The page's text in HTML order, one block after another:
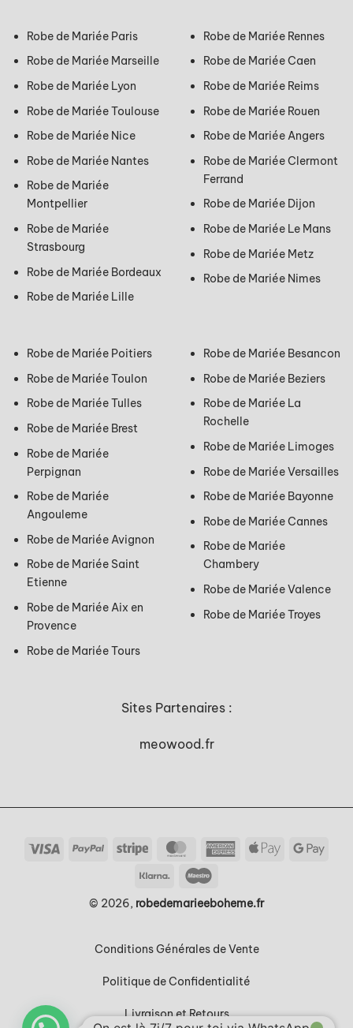
Robe de Mariée Paris
Robe de Mariée Marseille
Robe de Mariée Lyon
Robe de Mariée Toulouse
Robe de Mariée Nice
Robe de Mariée Nantes
Robe de Mariée
Montpellier
Robe de Mariée
Strasbourg
Robe de Mariée Bordeaux
Robe de Mariée Lille
Robe de Mariée Rennes
Robe de Mariée Caen
Robe de Mariée Reims
Robe de Mariée Rouen
Robe de Mariée Angers
Robe de Mariée Clermont
Ferrand
Robe de Mariée Dijon
Robe de Mariée Le Mans
Robe de Mariée Metz
Robe de Mariée Nimes
Robe de Mariée Poitiers​
Robe de Mariée Toulon
Robe de Mariée Tulles
Robe de Mariée Brest
Robe de Mariée
Perpignan
Robe de Mariée
Angouleme
Robe de Mariée Avignon
Robe de Mariée Saint
Etienne​
Robe de Mariée Aix en
Provence
Robe de Mariée Tours
Robe de Mariée Besancon
Robe de Mariée Beziers
Robe de Mariée La
Rochelle
Robe de Mariée Limoges
Robe de Mariée Versailles
Robe de Mariée Bayonne
Robe de Mariée Cannes
Robe de Mariée
Chambery​
Robe de Mariée Valence
Robe de Mariée Troyes
Sites Partenaires :
meowood.fr
Visa PayPal Stripe MasterCardAmericanApple
Klarna
© 2026, robedemarieeboheme.fr
Conditions Générales de Vente
Politique de Confidentialité
Livraison et Retours